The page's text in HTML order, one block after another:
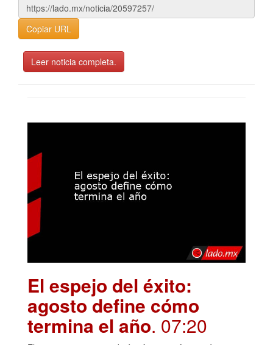
Copiar URL
Leer noticia completa.
El espejo del éxito:
agosto define cómo
termina el año. 07:20